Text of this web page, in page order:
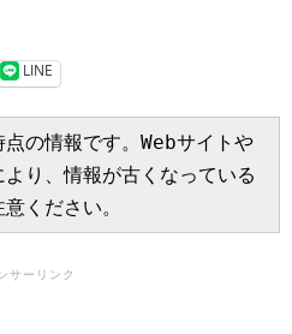
LINE
の情報です。Webサイトや
り、情報が古くなっている
ください。
サーリンク